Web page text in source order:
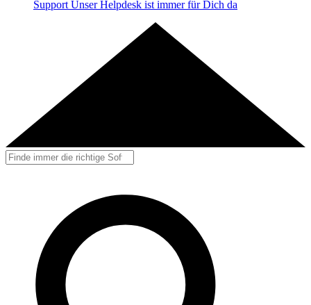
Support Unser Helpdesk ist immer für Dich da